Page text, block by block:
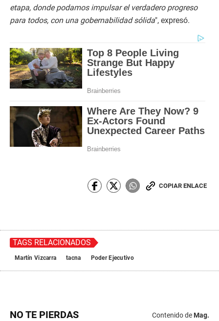
etapa, donde podamos impulsar el verdadero progreso
para todos, con una gobernabilidad sólida", expresó.
COPIAR ENLACE
TAGS RELACIONADOS
Martín Vizcarra tacna Poder Ejecutivo
NO TE PIERDAS Contenido de Mag.